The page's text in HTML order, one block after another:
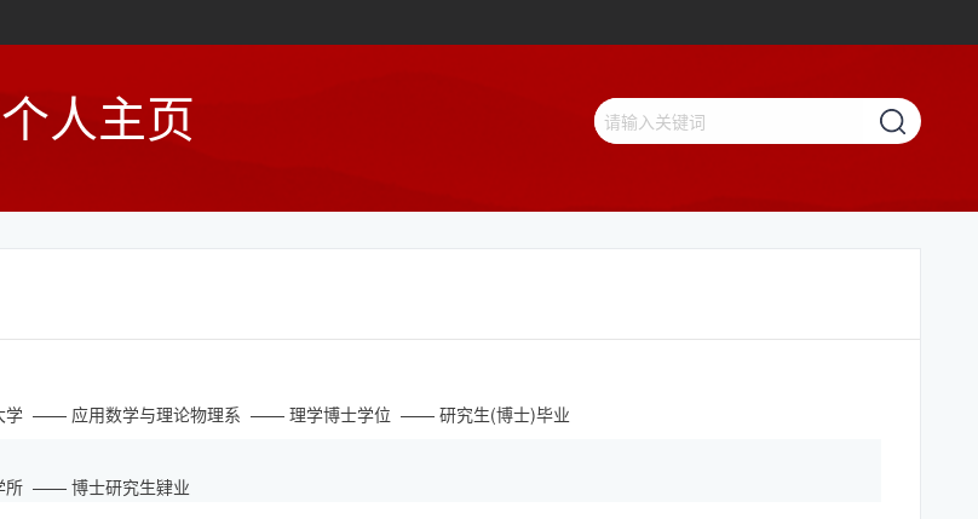
人主页
学 —— 应用数学与理论物理系 —— 理学博士学位 —— 研究生(博士)毕业
所 —— 博士研究生肄业